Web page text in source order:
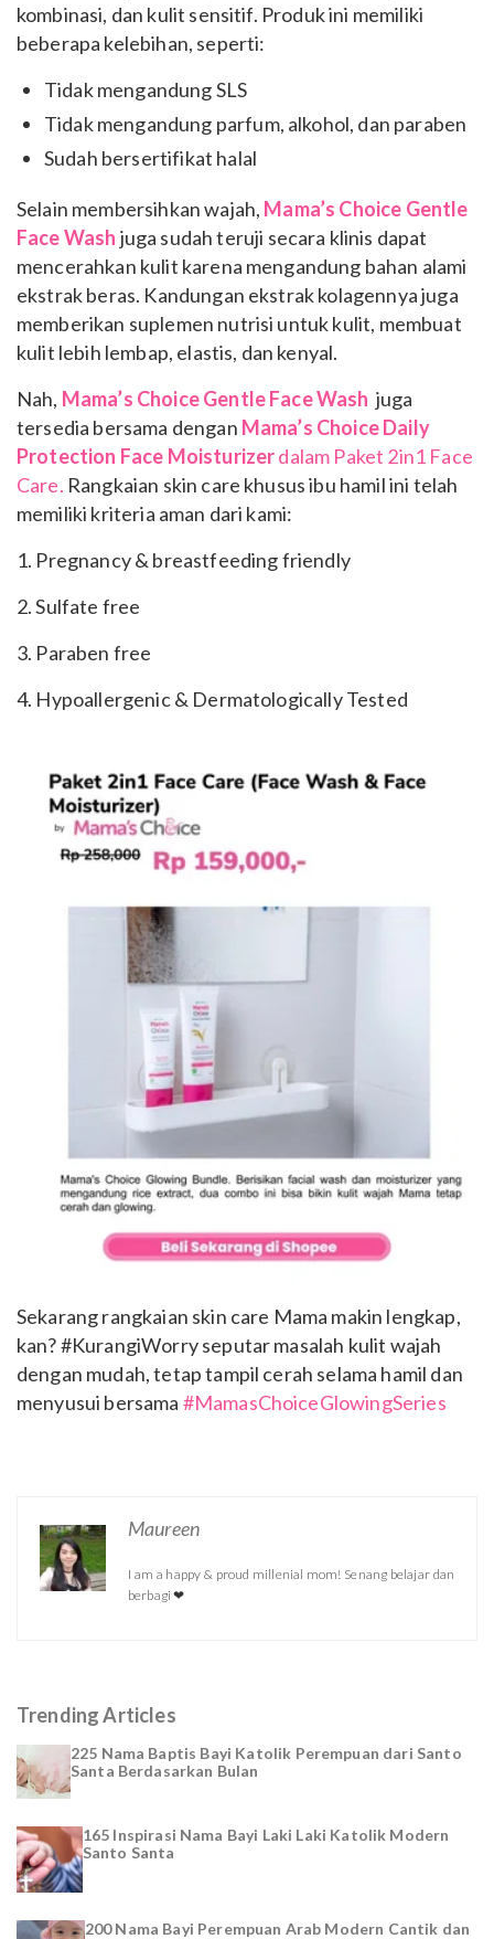
kombinasi, dan kulit sensitif. Produk ini memiliki
beberapa kelebihan, seperti:
Tidak mengandung SLS
Tidak mengandung parfum, alkohol, dan paraben
Sudah bersertifikat halal
Selain membersihkan wajah, Mama’s Choice Gentle
Face Wash juga sudah teruji secara klinis dapat
mencerahkan kulit karena mengandung bahan alami
ekstrak beras. Kandungan ekstrak kolagennya juga
memberikan suplemen nutrisi untuk kulit, membuat
kulit lebih lembap, elastis, dan kenyal.
Nah, Mama’s Choice Gentle Face Wash juga
tersedia bersama dengan Mama’s Choice Daily
Protection Face Moisturizerdalam Paket 2in1 Face
Care. Rangkaian skin care khusus ibu hamil ini telah
memiliki kriteria aman dari kami:
1. Pregnancy & breastfeeding friendly
2. Sulfate free
3. Paraben free
4. Hypoallergenic & Dermatologically Tested
Sekarang rangkaian skin care Mama makin lengkap,
kan? #KurangiWorry seputar masalah kulit wajah
dengan mudah, tetap tampil cerah selama hamil dan
menyusui bersama #MamasChoiceGlowingSeries
Maureen
I am a happy & proud millenial mom! Senang belajar dan
berbagi ❤
Trending Articles
225 Nama Baptis Bayi Katolik Perempuan dari Santo
Santa Berdasarkan Bulan
165 Inspirasi Nama Bayi Laki Laki Katolik Modern
Santo Santa
200 Nama Bayi Perempuan Arab Modern Cantik dan